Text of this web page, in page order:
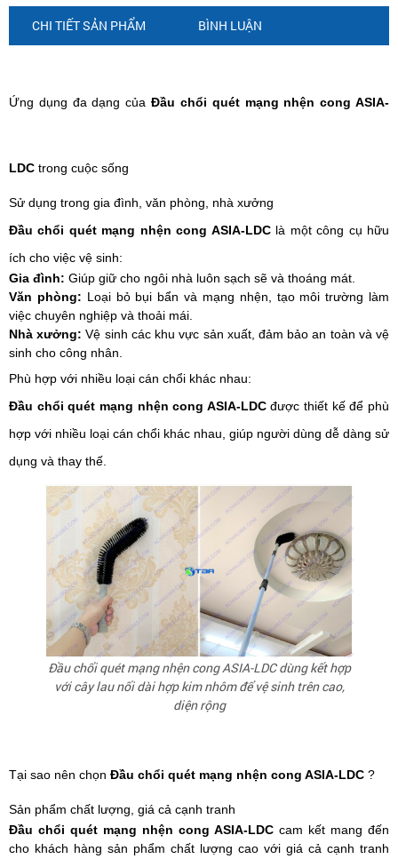
CHI TIẾT SẢN PHẨM BÌNH LUẬN
Ứng dụng đa dạng củaĐầu chổi quét mạng nhện cong ASIA-
LDC trong cuộc sống
Sử dụng trong gia đình, văn phòng, nhà xưởng
Đầu chổi quét mạng nhện cong ASIA-LDClà một công cụ hữu
ích cho việc vệ sinh:
Gia đình: Giúp giữ cho ngôi nhà luôn sạch sẽ và thoáng mát.
Văn phòng: Loại bỏ bụi bẩn và mạng nhện, tạo môi trường làm
việc chuyên nghiệp và thoải mái.
Nhà xưởng: Vệ sinh các khu vực sản xuất, đảm bảo an toàn và vệ
sinh cho công nhân.
Phù hợp với nhiều loại cán chổi khác nhau:
Đầu chổi quét mạng nhện cong ASIA-LDCđược thiết kế để phù
hợp với nhiều loại cán chổi khác nhau, giúp người dùng dễ dàng sử
dụng và thay thế.
Đầu chổi quét mạng nhện cong ASIA-LDC dùng kết hợp
với cây lau nối dài hợp kim nhôm để vệ sinh trên cao,
diện rộng
Tại sao nên chọn Đầu chổi quét mạng nhện cong ASIA-LDC ?
Sản phẩm chất lượng, giá cả cạnh tranh
Đầu chổi quét mạng nhện cong ASIA-LDC cam kết mang đến
cho khách hàng sản phẩm chất lượng cao với giá cả cạnh tranh